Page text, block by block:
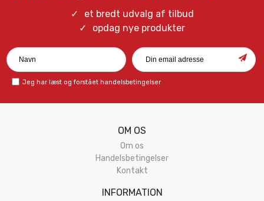
et bredt udvalg af tilbud
opdag nye produkter
Jeg har læst og forstået handelsbetingelser
OM OS
Om os
Handelsbetingelser
Kontakt
INFORMATION